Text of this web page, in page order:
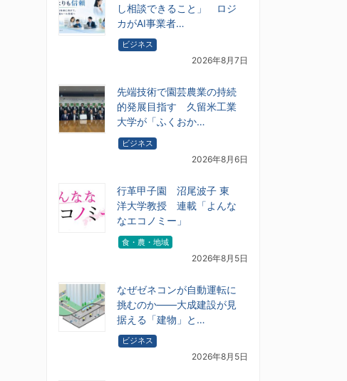
し相談できること」 ロジ
カがAI事業者…
ビジネス
2026年8月7日
先端技術で園芸農業の持続
的発展目指す 久留米工業
大学が「ふくおか…
ビジネス
2026年8月6日
行革甲子園 沼尾波子 東
洋大学教授 連載「よんな
なエコノミー」
食・農・地域
2026年8月5日
なぜゼネコンが自動運転に
挑むのか――大成建設が見
据える「建物」と…
ビジネス
2026年8月5日